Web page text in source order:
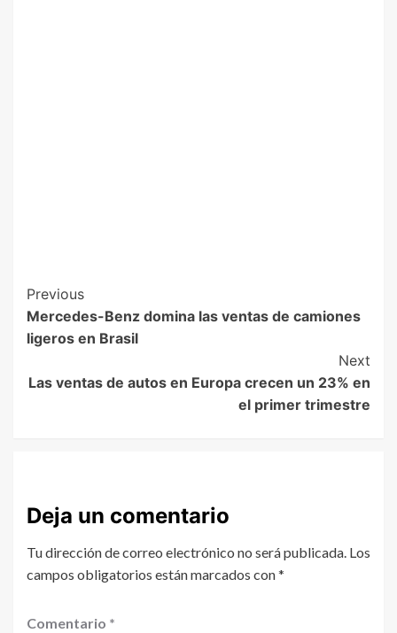
Previous
Mercedes-Benz domina las ventas de camiones
ligeros en Brasil
Next
Las ventas de autos en Europa crecen un 23% en
el primer trimestre
Deja un comentario
Tu dirección de correo electrónico no será publicada. Los
campos obligatorios están marcados con*
Comentario *